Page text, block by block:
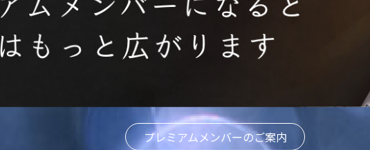
プレミアムメンバーのご案内